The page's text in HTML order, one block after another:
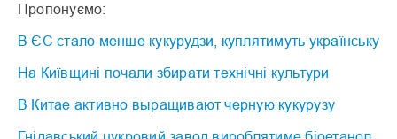
Пропонуємо:
В ЄС стало менше кукурудзи, куплятимуть українську
На Київщині почали збирати технічні культури
В Китае активно выращивают черную кукурузу